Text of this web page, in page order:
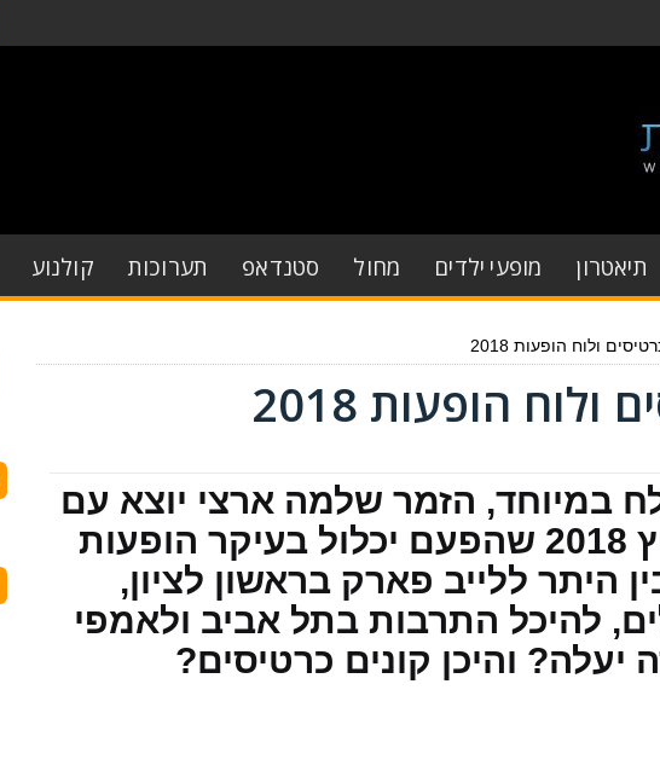
תיאטרון מופעי ילדים מחול סטנדאפ תערוכות קולנוע
ולוח הופעות 2018
הופעות 2018
במיוחד, הזמר שלמה ארצי יוצא עם
סיבוב הופעות חדש לקיץ 2018 שהפעם יכלול בעיקר הופעות
היתר ללייב פארק בראשון לציון,
להיכל התרבות בתל אביב ולאמפי
והיכן קונים כרטיסים?